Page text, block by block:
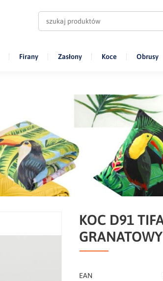
Firany Zasłony Koce Obrusy
KOC D91
GRANATOWY
EAN